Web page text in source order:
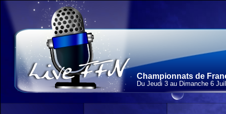
Championnats de
Du Jeudi 3 au Dimanche 6